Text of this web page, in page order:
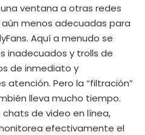
ventana a otras redes
menos adecuadas para
Aquí a menudo se
inadecuados y trolls de
de inmediato y
Pero la “filtración”
lleva mucho tiempo.
de video en línea,
efectivamente el